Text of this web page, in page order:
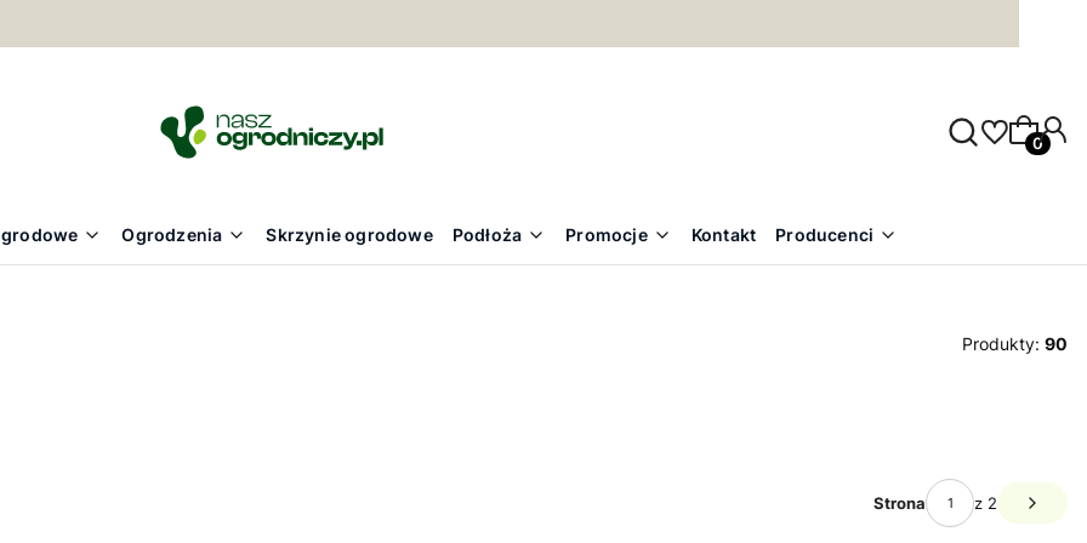
Ogrodzenia Skrzynie ogrodowe Podłoża Promocje Kontakt Producenci
Produkty: 90
Strona z 2